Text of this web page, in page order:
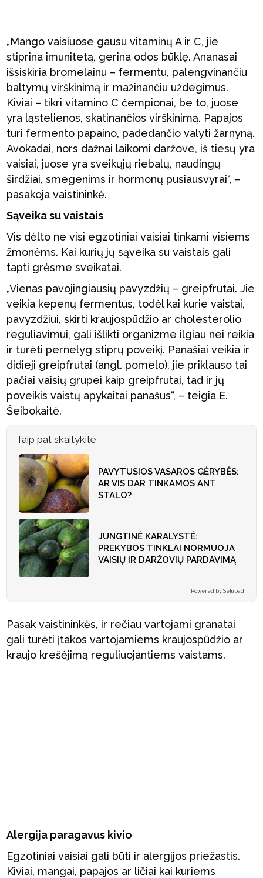
„Mango vaisiuose gausu vitaminų A ir C, jie
stiprina imunitetą, gerina odos būklę. Ananasai
išsiskiria bromelainu – fermentu, palengvinančiu
baltymų virškinimą ir mažinančiu uždegimus.
Kiviai – tikri vitamino C čempionai, be to, juose
yra ląstelienos, skatinančios virškinimą. Papajos
turi fermento papaino, padedančio valyti žarnyną.
Avokadai, nors dažnai laikomi daržove, iš tiesų yra
vaisiai, juose yra sveikųjų riebalų, naudingų
širdžiai, smegenims ir hormonų pusiausvyrai“, –
pasakoja vaistininkė.
Sąveika su vaistais
Vis dėlto ne visi egzotiniai vaisiai tinkami visiems
žmonėms. Kai kurių jų sąveika su vaistais gali
tapti grėsme sveikatai.
„Vienas pavojingiausių pavyzdžių – greipfrutai. Jie
veikia kepenų fermentus, todėl kai kurie vaistai,
pavyzdžiui, skirti kraujospūdžio ar cholesterolio
reguliavimui, gali išlikti organizme ilgiau nei reikia
ir turėti pernelyg stiprų poveikį. Panašiai veikia ir
didieji greipfrutai (angl. pomelo), jie priklauso tai
pačiai vaisių grupei kaip greipfrutai, tad ir jų
poveikis vaistų apykaitai panašus“, – teigia E.
Šeibokaitė.
Taip pat skaitykite
PAVYTUSIOS VASAROS GĖRYBĖS:
AR VIS DAR TINKAMOS ANT
STALO?
JUNGTINĖ KARALYSTĖ:
PREKYBOS TINKLAI NORMUOJA
VAISIŲ IR DARŽOVIŲ PARDAVIMĄ
Powered by Setupad
Pasak vaistininkės, ir rečiau vartojami granatai
gali turėti įtakos vartojamiems kraujospūdžio ar
kraujo krešėjimą reguliuojantiems vaistams.
Alergija paragavus kivio
Egzotiniai vaisiai gali būti ir alergijos priežastis.
Kiviai, mangai, papajos ar ličiai kai kuriems